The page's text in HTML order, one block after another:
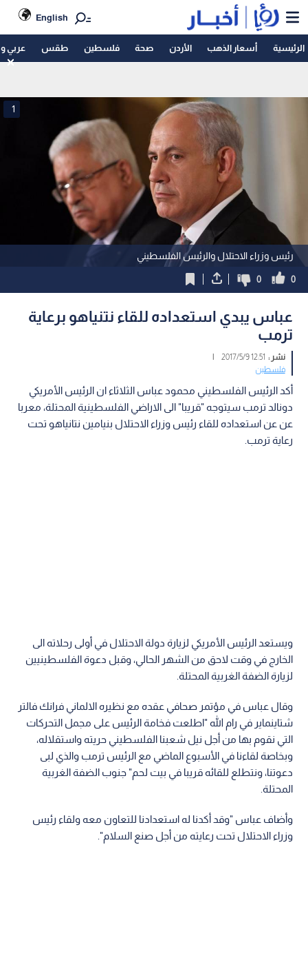
English
الرئيسية أسعار الذهب الأردن صحة فلسطين طقس عربي
رئيس وزراء الاحتلال والرئيس الفلسطيني
1
0
0
عباس يبدي استعداده للقاء نتنياهو برعاية
ترمب
نشر : 12:51 2017/5/9
|
فلسطين
أكد الرئيس الفلسطيني محمود عباس الثلاثاء ان الرئيس الأمريكي
دونالد ترمب سيتوجه "قريبا" الى الاراضي الفلسطينية المحتلة، معربا
عن عن استعداده للقاء رئيس وزراء الاحتلال بنيامين نتانياهو تحت
رعاية ترمب.
ويستعد الرئيس الأمريكي لزيارة دولة الاحتلال في أولى رحلاته الى
الخارج في وقت لاحق من الشهر الحالي، وقبل دعوة الفلسطينيين
لزيارة الضفة الغربية المحتلة.
وقال عباس في مؤتمر صحافي عقده مع نظيره الالماني فرانك فالتر
شتاينماير في رام الله "اطلعت فخامة الرئيس على مجمل التحركات
التي نقوم بها من أجل نيل شعبنا الفلسطيني حريته واستقلاله،
وبخاصة لقاءنا في الأسبوع الماضي مع الرئيس ترمب والذي لبى
دعوتنا، ونتطلع للقائه قريبا في بيت لحم" جنوب الضفة الغربية
المحتلة.
وأضاف عباس "وقد أكدنا له استعدادنا للتعاون معه ولقاء رئيس
وزراء الاحتلال تحت رعايته من أجل صنع السلام".